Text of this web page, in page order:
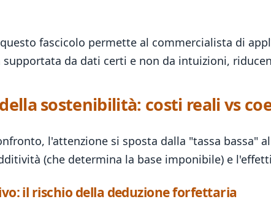
fascicolo permette al commercialista di
supportata da dati certi e non da intuizioni,
sostenibilità: costi reali vs
l'attenzione si sposta dalla "tassa bassa"
(che determina la base imponibile) e
il rischio della deduzione forfettaria